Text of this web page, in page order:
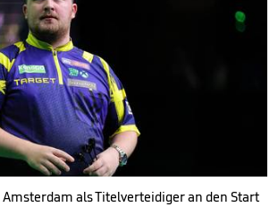
als Titelverteidiger an den Start